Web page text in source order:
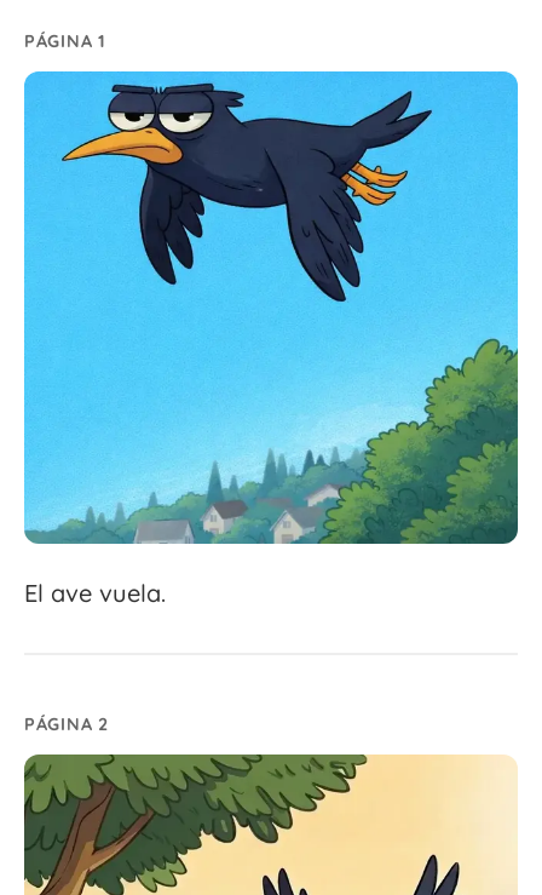
PÁGINA 1
El ave vuela.
PÁGINA 2